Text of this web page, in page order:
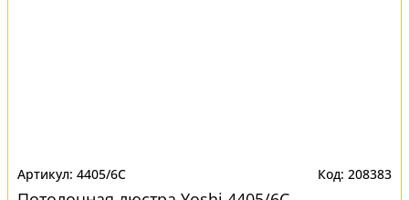
4405/6C 208383